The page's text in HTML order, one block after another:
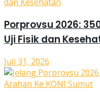
Porprovsu 2026:
Uji Fisik dan
Juli 31, 2026